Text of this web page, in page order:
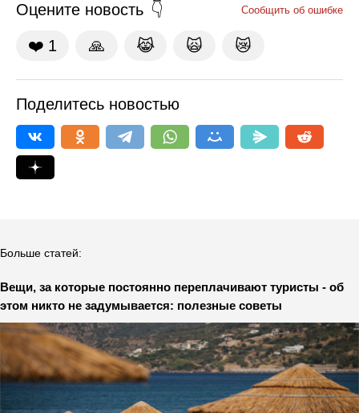
Оцените новость Сообщить об ошибке
❤️ 1 🙏 😹 🙀 😿
Поделитесь новостью
Больше статей:
Вещи, за которые постоянно переплачивают туристы - об
этом никто не задумывается: полезные советы